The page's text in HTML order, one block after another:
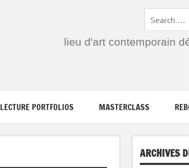
lieu d'art contemporain
LECTURE PORTFOLIOS MASTERCLASS
ARCHIVES